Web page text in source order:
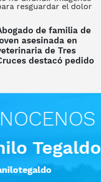
de familia de
asesinada en
de Tres
destacó pedido
el dolor"
Tegaldo